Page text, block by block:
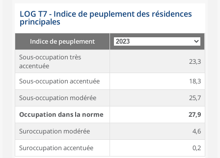
LOG T7 - Indice de peuplement des résidences
principales
Indice de peuplement
Sous-occupation très
accentuée
23,3
Sous-occupation accentuée
18,3
Sous-occupation modérée
25,7
Occupation dans la norme
27,9
Suroccupation modérée
4,6
Suroccupation accentuée
0,2